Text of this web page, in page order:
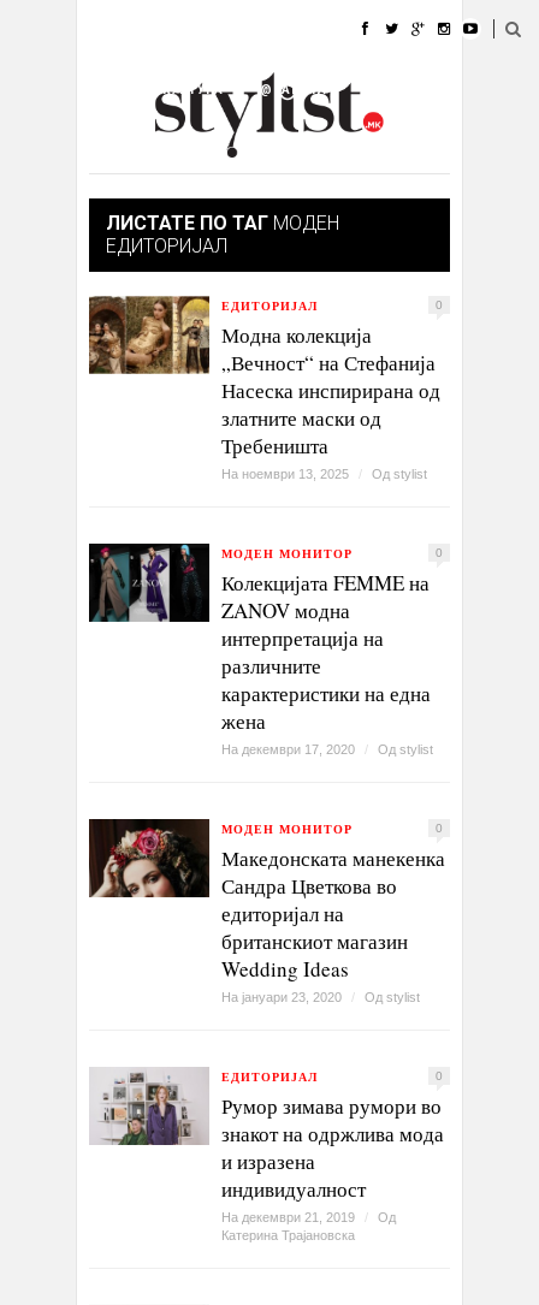
УБАВИНА
КУЛТУРА @РАБОТА
ИЗЛОГ
ЛИСТАТЕ ПО ТАГ МОДЕН
ЕДИТОРИЈАЛ
ЕДИТОРИЈАЛ 0
Модна колекција
„Вечност“ на Стефанија
Насеска инспирирана од
златните маски од
Требеништа
На ноември 13, 2025 / Од stylist
МОДЕН МОНИТОР 0
Колекцијата FEMME на
ZANOV модна
интерпретација на
различните
карактеристики на една
жена
На декември 17, 2020 / Од stylist
МОДЕН МОНИТОР 0
Македонската манекенка
Сандра Цветкова во
едиторијал на
британскиот магазин
Wedding Ideas
На јануари 23, 2020 / Од stylist
ЕДИТОРИЈАЛ 0
Румор зимава румори во
знакот на одржлива мода
и изразена
индивидуалност
На декември 21, 2019 /
Од
Катерина Трајановска